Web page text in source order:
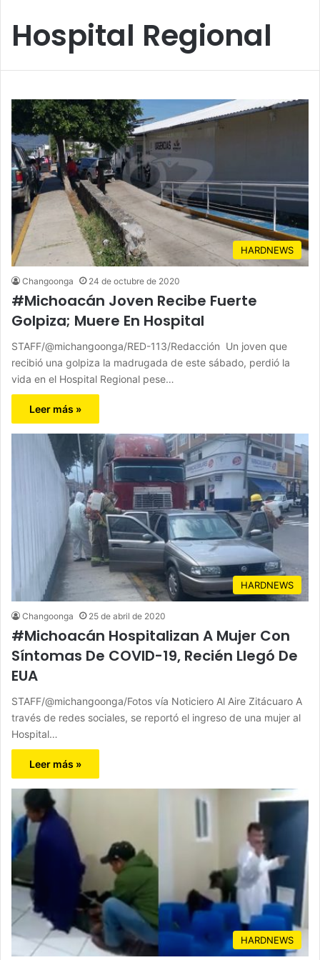
Hospital Regional
HARDNEWS
Changoonga 24 de octubre de 2020
#Michoacán Joven Recibe Fuerte
Golpiza; Muere En Hospital
STAFF/@michangoonga/RED-113/Redacción Un joven que
recibió una golpiza la madrugada de este sábado, perdió la
vida en el Hospital Regional pese…
Leer más »
HARDNEWS
Changoonga 25 de abril de 2020
#Michoacán Hospitalizan A Mujer Con
Síntomas De COVID-19, Recién Llegó De
EUA
STAFF/@michangoonga/Fotos vía Noticiero Al Aire Zitácuaro A
través de redes sociales, se reportó el ingreso de una mujer al
Hospital…
Leer más »
HARDNEWS